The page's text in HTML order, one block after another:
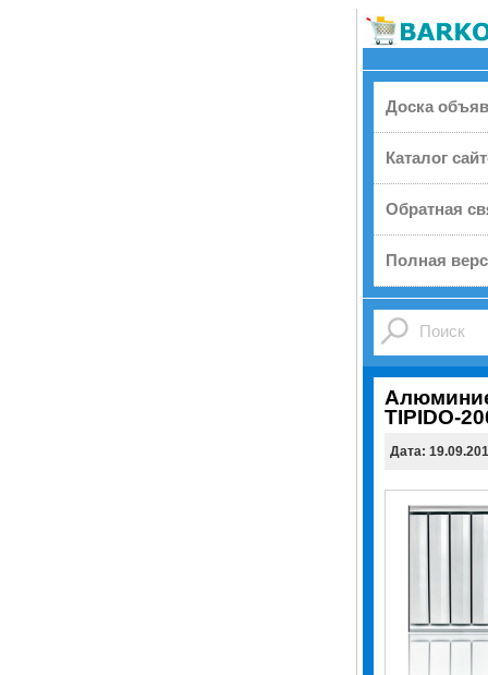
Доска
Каталог
Обратная
Полная
TIPIDO-
Дата: